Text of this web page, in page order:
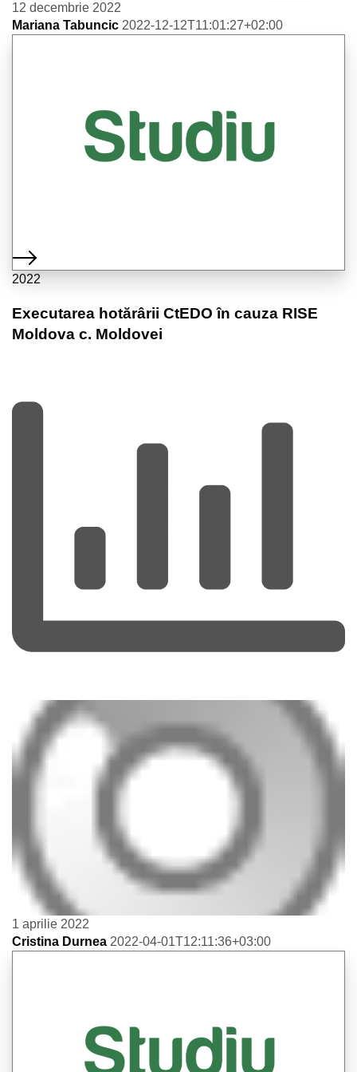
12 decembrie 2022
Mariana Tabuncic 2022-12-12T11:01:27+02:00
2022
Executarea hotărârii CtEDO în cauza RISE
Moldova c. Moldovei
1 aprilie 2022
Cristina Durnea 2022-04-01T12:11:36+03:00